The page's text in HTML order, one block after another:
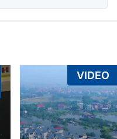
VIDEO